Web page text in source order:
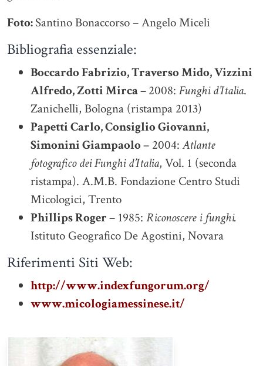
Foto:Santino Bonaccorso – Angelo Miceli
Bibliografia essenziale:
Boccardo Fabrizio, Traverso Mido, Vizzini
Alfredo, Zotti Mirca –2008: Funghi d’Italia.
Zanichelli, Bologna (ristampa 2013)
Papetti Carlo, Consiglio Giovanni,
Simonini Giampaolo – 2004:Atlante
fotografico dei Funghi d’Italia, Vol. 1 (seconda
ristampa). A.M.B. Fondazione Centro Studi
Micologici, Trento
Phillips Roger – 1985: Riconoscere i funghi.
Istituto Geografico De Agostini, Novara
Riferimenti Siti Web:
http://www.indexfungorum.org/
www.micologiamessinese.it/